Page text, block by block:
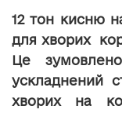
12 тон кисню
для хворих
Це
ускладнений
хворих на